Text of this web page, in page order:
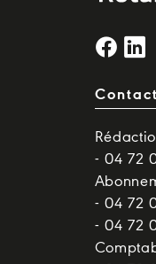
- 04 72
- 04 72
- 04 72